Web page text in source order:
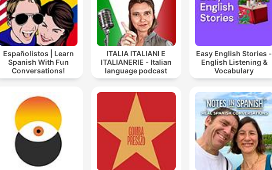
Españolistos | Learn
Spanish With Fun
Conversations!
ITALIA ITALIANI E
ITALIANERIE - Italian
language podcast
Easy English Stories -
English Listening &
Vocabulary